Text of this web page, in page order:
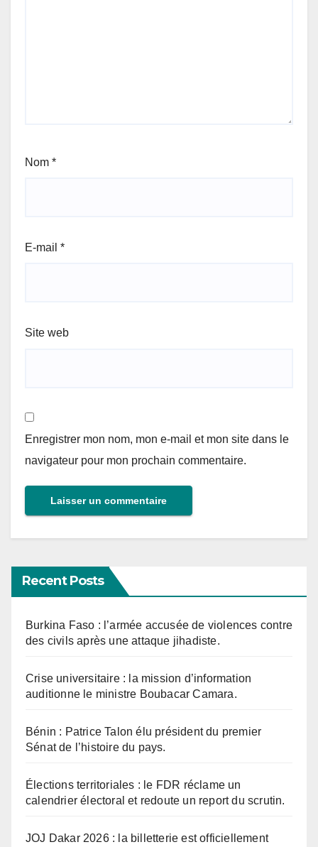
Nom *
E-mail *
Site web
Enregistrer mon nom, mon e-mail et mon site dans le
navigateur pour mon prochain commentaire.
Recent Posts
Burkina Faso : l’armée accusée de violences contre
des civils après une attaque jihadiste.
Crise universitaire : la mission d’information
auditionne le ministre Boubacar Camara.
Bénin : Patrice Talon élu président du premier
Sénat de l’histoire du pays.
Élections territoriales : le FDR réclame un
calendrier électoral et redoute un report du scrutin.
JOJ Dakar 2026 : la billetterie est officiellement